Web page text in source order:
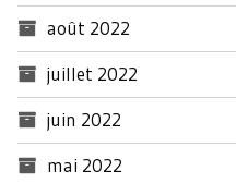
août 2022
juillet 2022
juin 2022
mai 2022